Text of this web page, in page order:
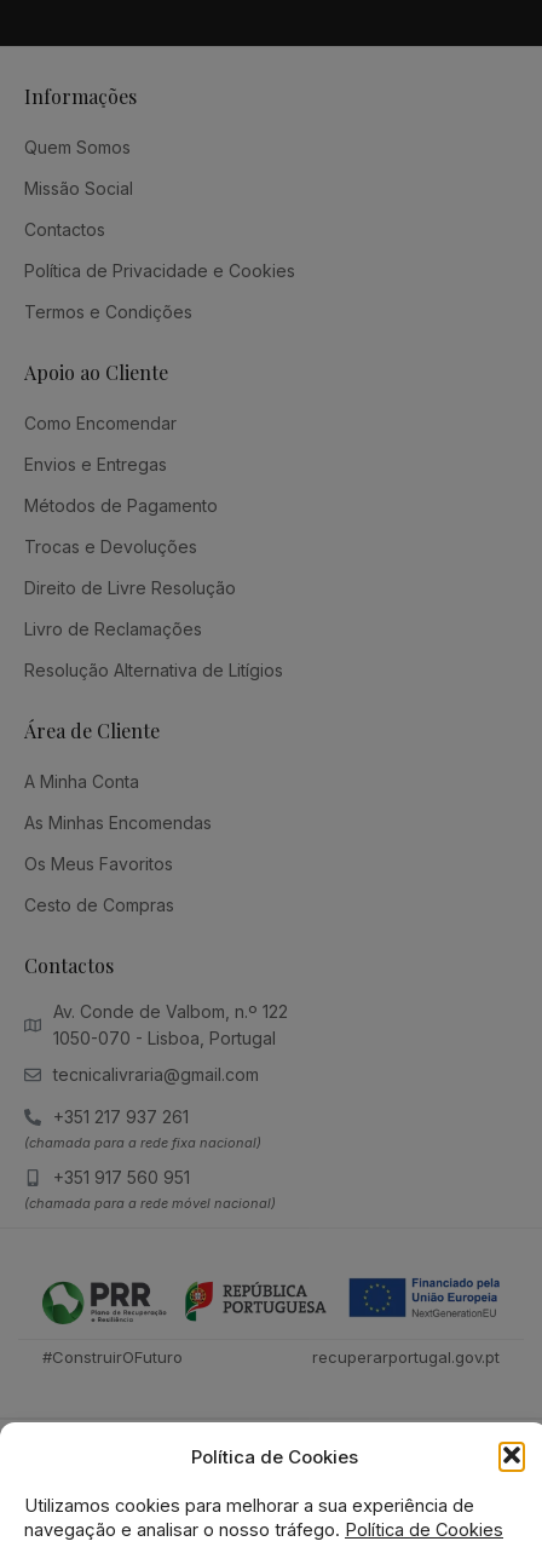
Política de Cookies
Utilizamos cookies para melhorar a sua experiência de
navegação e analisar o nosso tráfego. Política de Cookies
Informações
Quem Somos
Missão Social
Contactos
Política de Privacidade e Cookies
Termos e Condições
Apoio ao Cliente
Como Encomendar
Envios e Entregas
Métodos de Pagamento
Trocas e Devoluções
Direito de Livre Resolução
Livro de Reclamações
Resolução Alternativa de Litígios
Área de Cliente
A Minha Conta
As Minhas Encomendas
Os Meus Favoritos
Cesto de Compras
Contactos
Av. Conde de Valbom, n.º 122
1050-070 - Lisboa, Portugal
tecnicalivraria@gmail.com
+351 217 937 261
(chamada para a rede fixa nacional)
+351 917 560 951
(chamada para a rede móvel nacional)
#ConstruirOFuturo recuperarportugal.gov.pt